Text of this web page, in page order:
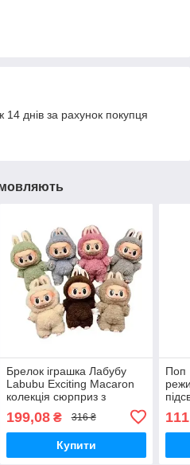
днів за рахунок покупця
Брелок іграшка Лабубу
Labubu Exciting Macaron
колекція сюрприз з
199,08₴ 316 ₴
Купити
Поп